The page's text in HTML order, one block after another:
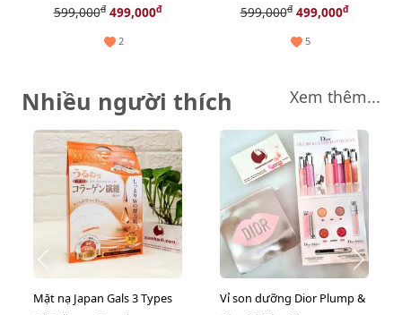
mát, co giãn tốt, #65 Blue
599,000đ499,000đ
2
mát, co giãn tốt, #65 Blue
599,000đ499,000đ
5
Nhiều người thích Xem thêm...
Mặt nạ Japan Gals 3 Types
Vỉ son dưỡng Dior Plump &